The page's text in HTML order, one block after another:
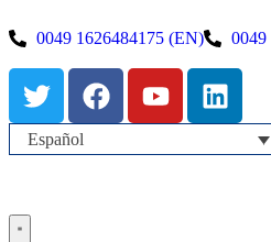
0049 1626484175 (EN) 0049
Español